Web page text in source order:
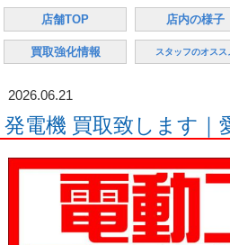
店舗TOP 店内の様子
買取強化情報 スタッフのオスス
2026.06.21
発電機 買取致します｜